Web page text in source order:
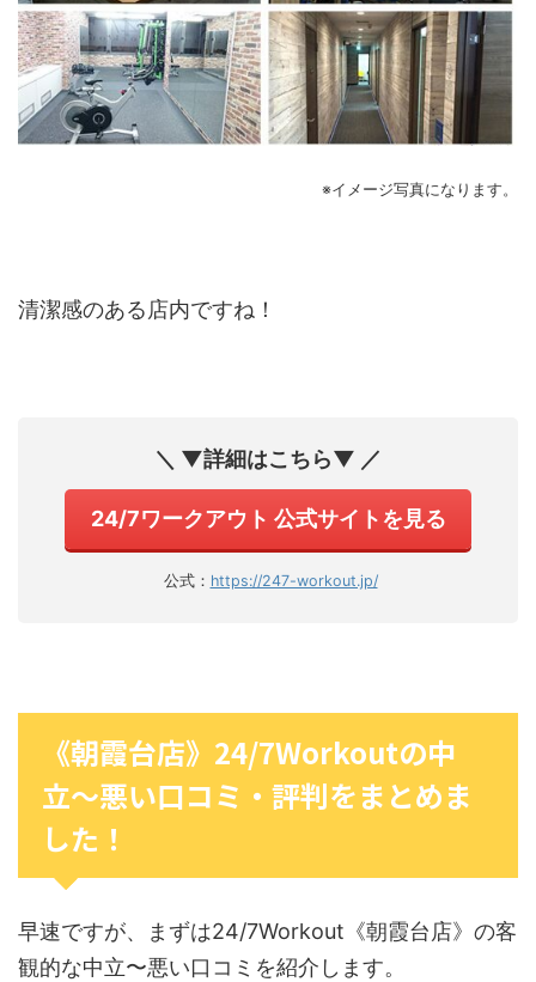
※イメージ写真になります。
清潔感のある店内ですね！
＼ ▼詳細はこちら▼ ／
24/7ワークアウト 公式サイトを見る
公式： https://247-workout.jp/
《朝霞台店》24/7Workoutの中
立〜悪い口コミ・評判をまとめま
した！
早速ですが、まずは24/7Workout《朝霞台店》の客
観的な中立〜悪い口コミを紹介します。